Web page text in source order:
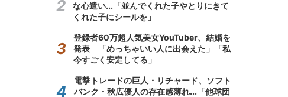
な心遣い...「並んでくれた子やとりにきて
くれた子にシールを」
登録者60万超人気美女YouTuber、結婚を
発表 「めっちゃいい人に出会えた」「私
今すごく安定してる」
電撃トレードの巨人・リチャード、ソフト
バンク・秋広優人の存在感薄れ...「他球団